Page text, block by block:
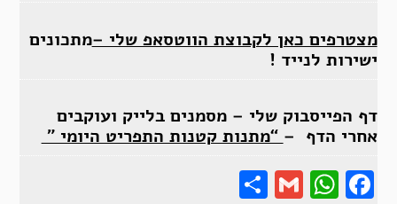
מצטרפים כאן לקבוצת הווטסאפ שלי –מתכונים
ישירות לנייד !
דף הפייסבוק שלי – מסמנים בלייק ועוקבים
אחרי הדף – “מתנות קטנות התפריט היומי ”
Gmail
Share